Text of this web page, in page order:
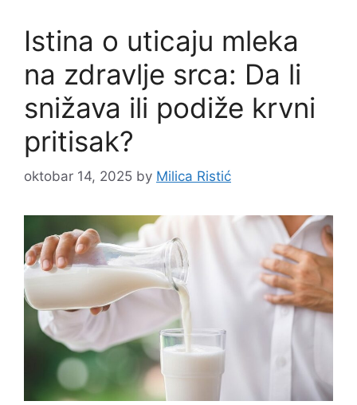
Istina o uticaju mleka
na zdravlje srca: Da li
snižava ili podiže krvni
pritisak?
oktobar 14, 2025 by Milica Ristić